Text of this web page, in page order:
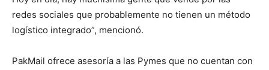
redes sociales que probablemente no tienen un método
logístico integrado”, mencionó.
PakMail ofrece asesoría a las Pymes que no cuentan con